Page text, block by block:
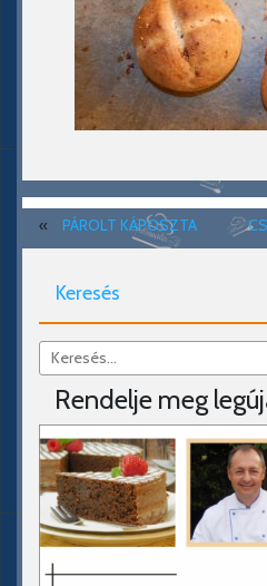
« PÁROLT KÁPOSZTA
Keresés
Rendelje meg